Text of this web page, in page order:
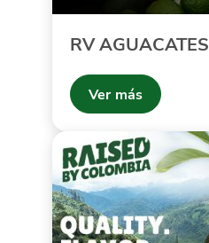
RV AGUACATES
Ver más